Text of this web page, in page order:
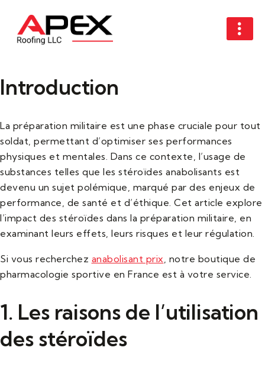
Introduction
La préparation militaire est une phase cruciale pour tout
soldat, permettant d’optimiser ses performances
physiques et mentales. Dans ce contexte, l’usage de
substances telles que les stéroïdes anabolisants est
devenu un sujet polémique, marqué par des enjeux de
performance, de santé et d’éthique. Cet article explore
l’impact des stéroïdes dans la préparation militaire, en
examinant leurs effets, leurs risques et leur régulation.
Si vous recherchez anabolisant prix, notre boutique de
pharmacologie sportive en France est à votre service.
1. Les raisons de l’utilisation
des stéroïdes